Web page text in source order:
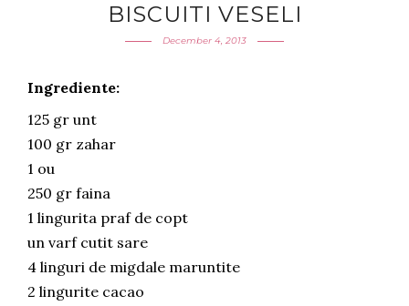
BISCUITI VESELI
December 4, 2013
Ingrediente:
125 gr unt
100 gr zahar
1 ou
250 gr faina
1 lingurita praf de copt
un varf cutit sare
4 linguri de migdale maruntite
2 lingurite cacao